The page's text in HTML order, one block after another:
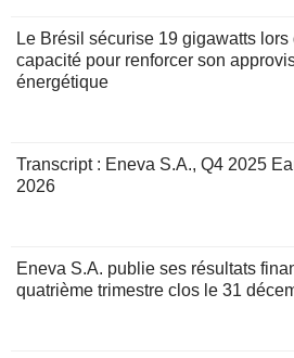
Le Brésil sécurise 19 gigawatts
capacité pour renforcer son
énergétique
Transcript : Eneva S.A., Q4 2025
2026
Eneva S.A. publie ses résultats
quatrième trimestre clos le 31